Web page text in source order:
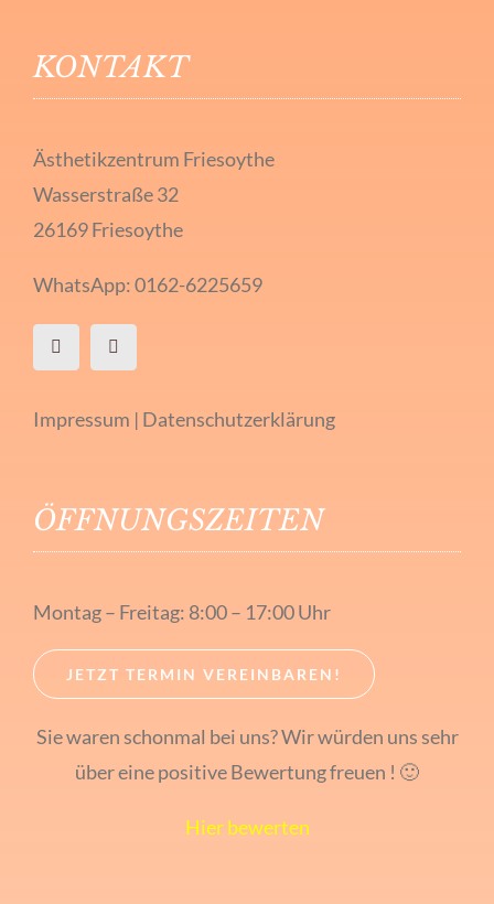
KONTAKT
Ästhetikzentrum Friesoythe
Wasserstraße 32
26169 Friesoythe
WhatsApp: 0162-6225659
Impressum | Datenschutzerklärung
ÖFFNUNGSZEITEN
Montag – Freitag: 8:00 – 17:00 Uhr
JETZT TERMIN VEREINBAREN!
Sie waren schonmal bei uns? Wir würden uns sehr
über eine positive Bewertung freuen ! 🙂
Hier bewerten